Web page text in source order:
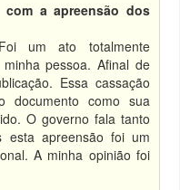
a apreensão dos
um ato totalmente
pessoa. Afinal de
Essa cassação
documento como sua
O governo fala tanto
esta apreensão foi um
A minha opinião foi